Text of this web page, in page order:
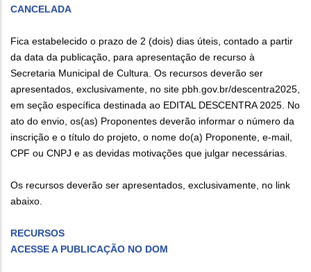
CANCELADA
Fica estabelecido o prazo de 2 (dois) dias úteis, contado a partir
da data da publicação, para apresentação de recurso à
Secretaria Municipal de Cultura. Os recursos deverão ser
apresentados, exclusivamente, no site pbh.gov.br/descentra2025,
em seção específica destinada ao EDITAL DESCENTRA 2025. No
ato do envio, os(as) Proponentes deverão informar o número da
inscrição e o título do projeto, o nome do(a) Proponente, e-mail,
CPF ou CNPJ e as devidas motivações que julgar necessárias.
Os recursos deverão ser apresentados, exclusivamente, no link
abaixo.
RECURSOS
ACESSE A PUBLICAÇÃO NO DOM